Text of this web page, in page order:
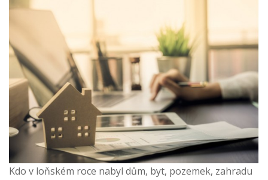
Kdo v loňském roce nabyl dům, byt, pozemek, zahradu